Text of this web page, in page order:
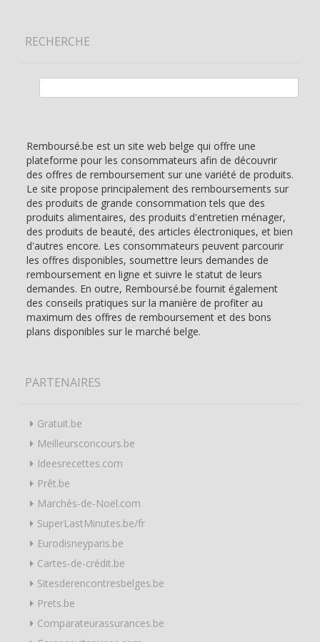
RECHERCHE
Remboursé.be est un site web belge qui offre une
plateforme pour les consommateurs afin de découvrir
des offres de remboursement sur une variété de produits.
Le site propose principalement des remboursements sur
des produits de grande consommation tels que des
produits alimentaires, des produits d'entretien ménager,
des produits de beauté, des articles électroniques, et bien
d'autres encore. Les consommateurs peuvent parcourir
les offres disponibles, soumettre leurs demandes de
remboursement en ligne et suivre le statut de leurs
demandes. En outre, Remboursé.be fournit également
des conseils pratiques sur la manière de profiter au
maximum des offres de remboursement et des bons
plans disponibles sur le marché belge.
PARTENAIRES
Gratuit.be
Meilleursconcours.be
Ideesrecettes.com
Prêt.be
Marchés-de-Noël.com
SuperLastMinutes.be/fr
Eurodisneyparis.be
Cartes-de-crédit.be
Sitesderencontresbelges.be
Prets.be
Comparateurassurances.be